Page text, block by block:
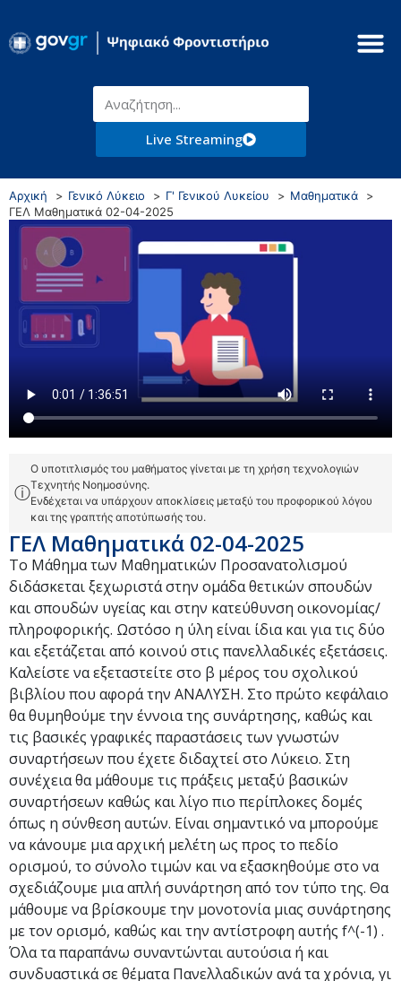
Live Streaming
Αρχική Γενικό Λύκειο Γ' Γενικού Λυκείου
Μαθηματικά
ΓΕΛ Μαθηματικά 02-04-2025
ⓘ
Ο υποτιτλισμός του μαθήματος γίνεται με τη χρήση τεχνολογιών
Τεχνητής Νοημοσύνης.
Ενδέχεται να υπάρχουν αποκλίσεις μεταξύ του προφορικού λόγου
και της γραπτής αποτύπωσής του.
ΓΕΛ Μαθηματικά 02-04-2025
Το Μάθημα των Μαθηματικών Προσανατολισμού
διδάσκεται ξεχωριστά στην ομάδα θετικών σπουδών
και σπουδών υγείας και στην κατεύθυνση οικονομίας/
πληροφορικής. Ωστόσο η ύλη είναι ίδια και για τις δύο
και εξετάζεται από κοινού στις πανελλαδικές εξετάσεις.
Καλείστε να εξεταστείτε στο β μέρος του σχολικού
βιβλίου που αφορά την ΑΝΑΛΥΣΗ. Στο πρώτο κεφάλαιο
θα θυμηθούμε την έννοια της συνάρτησης, καθώς και
τις βασικές γραφικές παραστάσεις των γνωστών
συναρτήσεων που έχετε διδαχτεί στο Λύκειο. Στη
συνέχεια θα μάθουμε τις πράξεις μεταξύ βασικών
συναρτήσεων καθώς και λίγο πιο περίπλοκες δομές
όπως η σύνθεση αυτών. Είναι σημαντικό να μπορούμε
να κάνουμε μια αρχική μελέτη ως προς το πεδίο
ορισμού, το σύνολο τιμών και να εξασκηθούμε στο να
σχεδιάζουμε μια απλή συνάρτηση από τον τύπο της. Θα
μάθουμε να βρίσκουμε την μονοτονία μιας συνάρτησης
με τον ορισμό, καθώς και την αντίστροφη αυτής f^(-1) .
Όλα τα παραπάνω συναντώνται αυτούσια ή και
συνδυαστικά σε θέματα Πανελλαδικών ανά τα χρόνια, γι